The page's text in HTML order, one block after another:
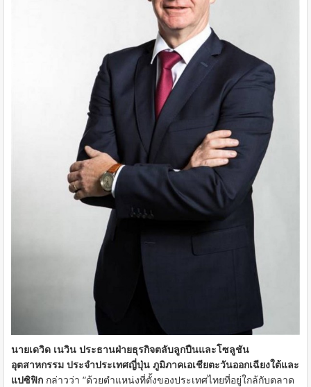
นายเดวิด เนวิน ประธานฝ่ายธุรกิจตลับลูกปืนและโซลูชัน
อุตสาหกรรม ประจำประเทศญี่ปุ่น ภูมิภาคเอเชียตะวันออกเฉียงใต้และ
แปซิฟิก กล่าวว่า “ด้วยตำแหน่งที่ตั้งของประเทศไทยที่อยู่ใกล้กับตลาด